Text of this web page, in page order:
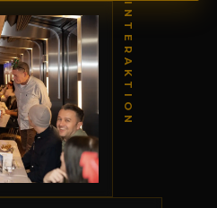
INTERAKTION